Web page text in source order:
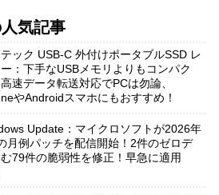
気記事
ック USB-C 外付けポータブルSSD レ
：下手なUSBメモリよりもコンパク
高速データ転送対応でPCは勿論、
やAndroidスマホにもおすすめ！
Update：マイクロソフトが2026年
月例パッチを配信開始！2件のゼロデ
79件の脆弱性を修正！早急に適用